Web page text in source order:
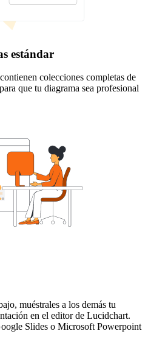
estándar
colecciones completas de
que tu diagrama sea profesional
muéstrales a los demás tu
en el editor de Lucidchart.
Slides o Microsoft Powerpoint